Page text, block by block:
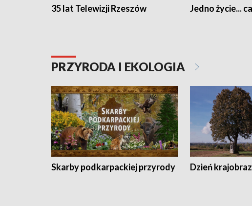
35 lat Telewizji Rzeszów Jedno życie...
PRZYRODA I EKOLOGIA
Skarby podkarpackiej przyrody Dzień